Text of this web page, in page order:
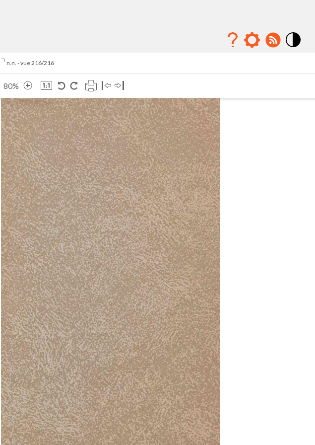
n.n. - vue 216/216
80%